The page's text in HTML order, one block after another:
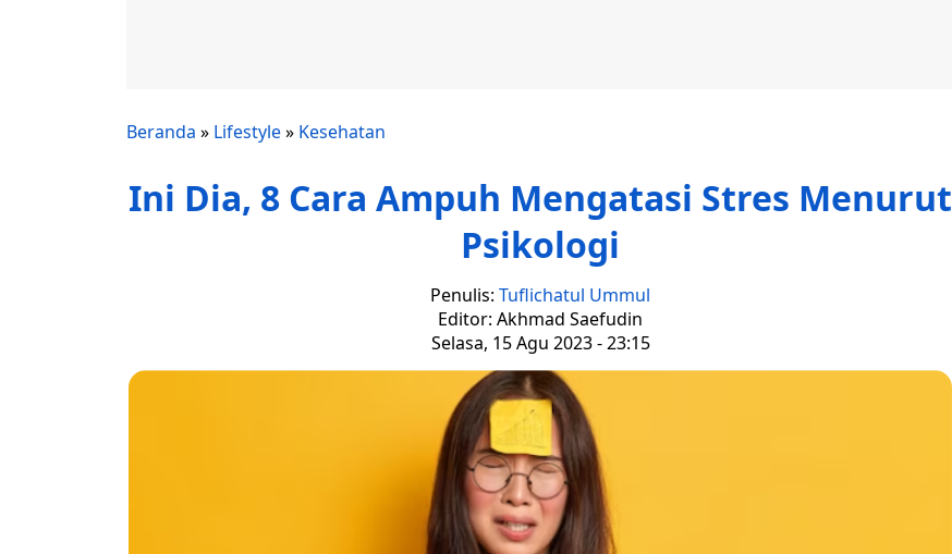
Beranda » Lifestyle» Kesehatan
Ini Dia, 8 Cara Ampuh Mengatasi Stres Menurut
Psikologi
Penulis: Tuflichatul Ummul
Editor: Akhmad Saefudin
Selasa, 15 Agu 2023 - 23:15